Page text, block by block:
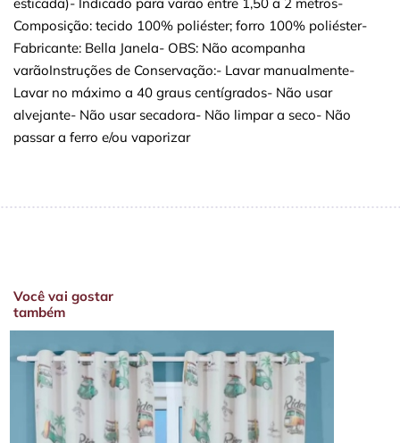
Composição: tecido 100% poliéster; forro 100% poliéster-
Fabricante: Bella Janela- OBS: Não acompanha
varãoInstruções de Conservação:- Lavar manualmente-
Lavar no máximo a 40 graus centígrados- Não usar
alvejante- Não usar secadora- Não limpar a seco- Não
passar a ferro e/ou vaporizar
Você vai gostar
também